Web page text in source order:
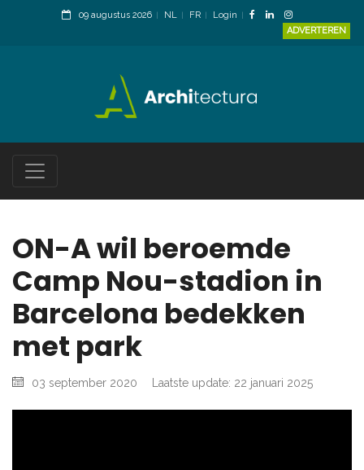
09 augustus 2026 NL FR
Login
ADVERTEREN
ON-A wil beroemde
Camp Nou-stadion in
Barcelona bedekken
met park
03 september 2020 Laatste update: 22 januari 2025